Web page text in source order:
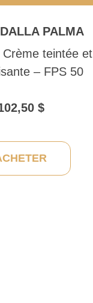
PALMA
teintée et
– FPS 50
$